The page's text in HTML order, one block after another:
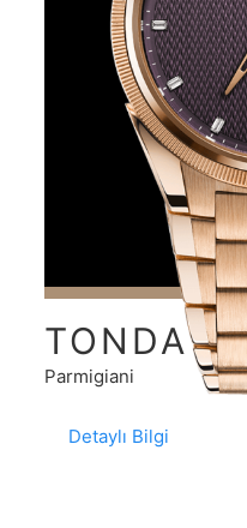
TONDA
Parmigiani
Detaylı Bilgi